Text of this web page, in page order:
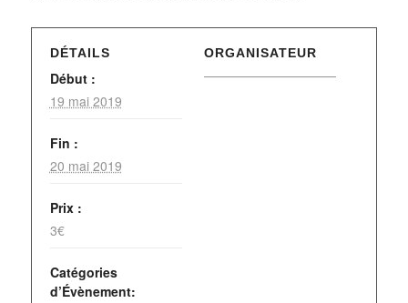
DÉTAILS
Début :
19 mai 2019
Fin :
20 mai 2019
Prix :
3€
Catégories
d’Évènement:
ORGANISATEUR